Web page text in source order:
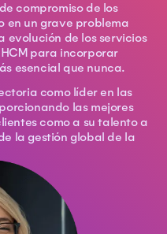
compromiso de los
en un grave problema
evolución de los servicios
para incorporar
esencial que nunca.
como líder en las
las mejores
como a su talento a
la gestión global de la